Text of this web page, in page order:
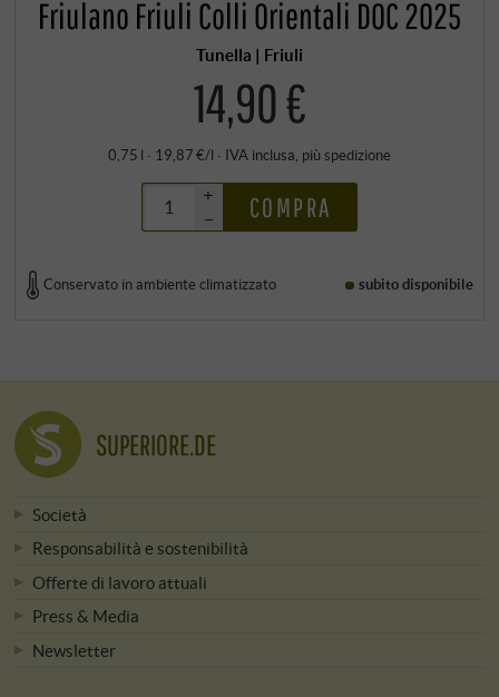
Friulano Friuli Colli Orientali DOC 2025
Tunella | Friuli
14,90 €
0,75 l · 19,87 €/l · IVA inclusa , più spedizione
+
–
COMPRA
Conservato in ambiente climatizzato subito disponibile
SUPERIORE.DE
Società
Responsabilità e sostenibilità
Offerte di lavoro attuali
Press & Media
Newsletter